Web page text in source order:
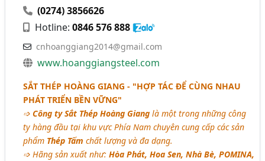
(0274) 3856626
Hotline:0846 576 888
cnhoanggiang2014@gmail.com
www.hoanggiangsteel.com
SẮT THÉP HOÀNG GIANG - "HỢP TÁC ĐỂ CÙNG NHAU
PHÁT TRIỂN BỀN VỮNG"
➩Công ty Sắt Thép Hoàng Giang là một trong những công
ty hàng đầu tại khu vực Phía Nam chuyên cung cấp các sản
phẩm Thép Tấm chất lượng và đa dạng.
➩ Hãng sản xuất như:Hòa Phát, Hoa Sen, Nhà Bè, POMINA,